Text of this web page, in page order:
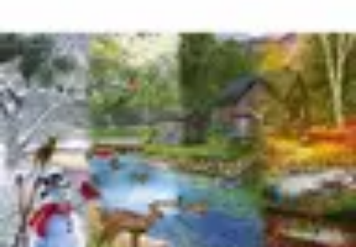
Conseils pratiques
Achat et locationConseils et
AstucesPréparationTendances
Premier Logement